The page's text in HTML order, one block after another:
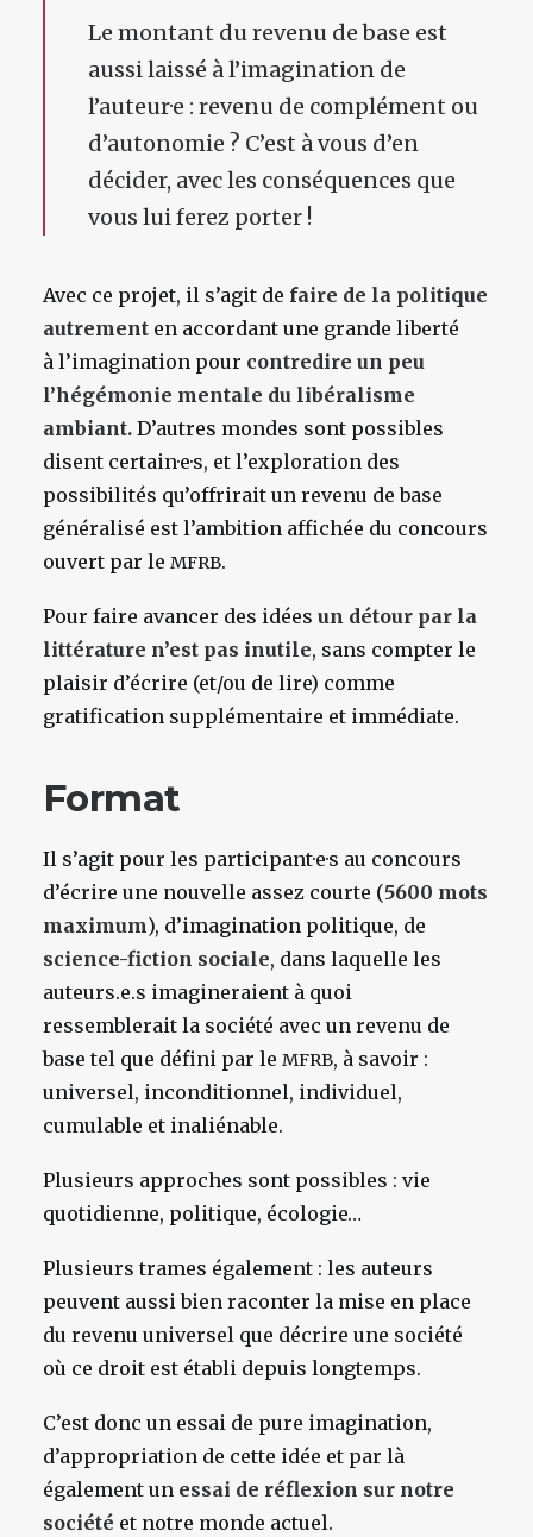
Le montant du revenu de base est
aussi laissé à l’imagination de
l’auteur·e : revenu de complément ou
d’autonomie ? C’est à vous d’en
décider, avec les conséquences que
vous lui ferez porter !
Avec ce projet, il s’agit de faire de la politique
autrement en accordant une grande liberté
à l’imagination pour contredire un peu
l’hégémonie mentale du libéralisme
ambiant. D’autres mondes sont possibles
disent certain·e·s, et l’exploration des
possibilités qu’offrirait un revenu de base
généralisé est l’ambition affichée du concours
ouvert par le MFRB.
Pour faire avancer des idées un détour par la
littérature n’est pas inutile, sans compter le
plaisir d’écrire (et/ou de lire) comme
gratification supplémentaire et immédiate.
Format
Il s’agit pour les participant·e·s au concours
d’écrire une nouvelle assez courte (5600 mots
maximum), d’imagination politique, de
science-fiction sociale, dans laquelle les
auteurs.e.s imagineraient à quoi
ressemblerait la société avec un revenu de
base tel que défini par le MFRB, à savoir :
universel, inconditionnel, individuel,
cumulable et inaliénable.
Plusieurs approches sont possibles : vie
quotidienne, politique, écologie…
Plusieurs trames également : les auteurs
peuvent aussi bien raconter la mise en place
du revenu universel que décrire une société
où ce droit est établi depuis longtemps.
C’est donc un essai de pure imagination,
d’appropriation de cette idée et par là
également un essai de réflexion sur notre
société et notre monde actuel.